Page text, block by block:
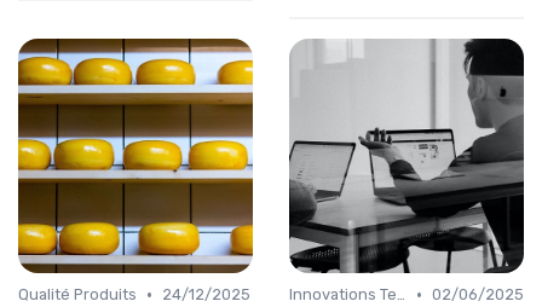
Qualité Produits •
24/12/2025
Innovations Technologiques • 02/06/2025